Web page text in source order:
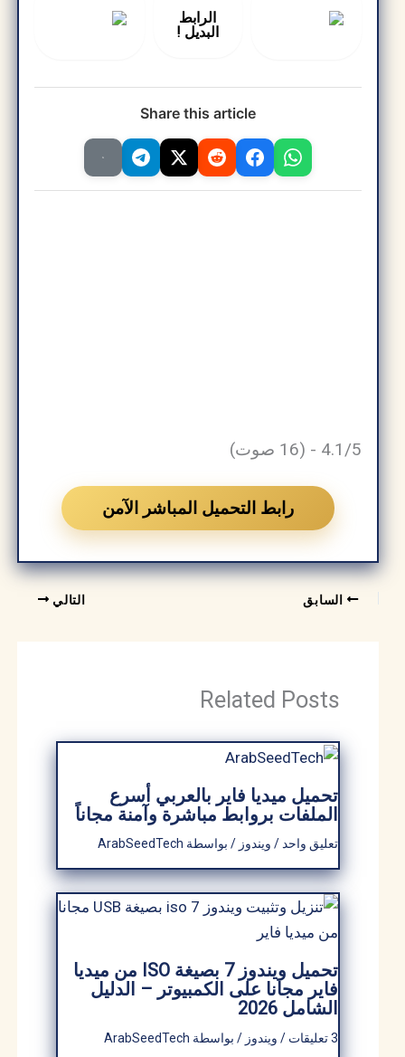
الرابط
البديل !
Share this article
4.1/5 - (16 صوت)
رابط التحميل المباشر الآمن
السابق التالي
Related Posts
تحميل ميديا فاير بالعربي أسرع
الملفات بروابط مباشرة وآمنة مجاناً
تعليق واحد/ويندوز/ بواسطةArabSeedTech
تحميل ويندوز 7 بصيغة ISO من ميديا ​​
فاير مجانا على الكمبيوتر – الدليل
الشامل 2026
/ ويندوز/ بواسطةArabSeedTech